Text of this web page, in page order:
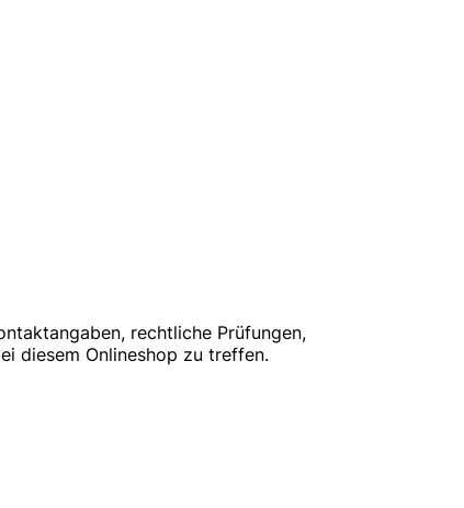
rechtliche Prüfungen,
diesem Onlineshop zu treffen.